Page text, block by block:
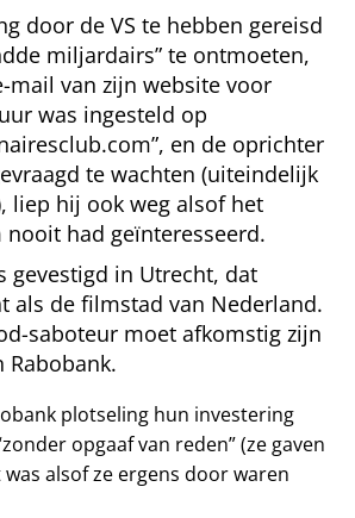
door de VS te hebben gereisd
miljardairs te ontmoeten,
mail van zijn website voor
was ingesteld op
, en de oprichter
te wachten (uiteindelijk
liep hij ook weg alsof het
had geïnteresseerd.
gevestigd in Utrecht, dat
als de filmstad van Nederland.
saboteur moet afkomstig zijn
Rabobank.
plotseling hun investering
zonder opgaaf van reden (ze gaven
was alsof ze ergens door waren